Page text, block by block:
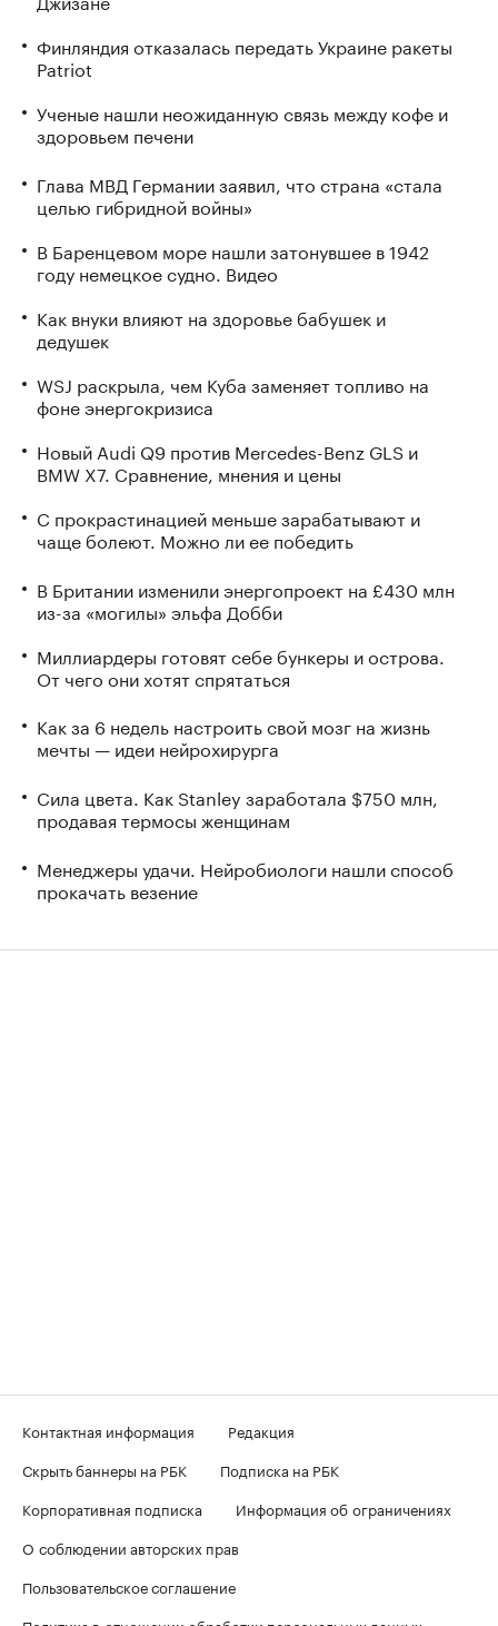
Финляндия отказалась передать Украине ракеты
Patriot
Ученые нашли неожиданную связь между кофе и
здоровьем печени
Глава МВД Германии заявил, что страна «стала
целью гибридной войны»
В Баренцевом море нашли затонувшее в 1942
году немецкое судно. Видео
Как внуки влияют на здоровье бабушек и
дедушек
WSJ раскрыла, чем Куба заменяет топливо на
фоне энергокризиса
Новый Audi Q9 против Mercedes-Benz GLS и
BMW X7. Сравнение, мнения и цены
С прокрастинацией меньше зарабатывают и
чаще болеют. Можно ли ее победить
В Британии изменили энергопроект на £430 млн
из-за «могилы» эльфа Добби
Миллиардеры готовят себе бункеры и острова.
От чего они хотят спрятаться
Как за 6 недель настроить свой мозг на жизнь
мечты — идеи нейрохирурга
Сила цвета. Как Stanley заработала $750 млн,
продавая термосы женщинам
Менеджеры удачи. Нейробиологи нашли способ
прокачать везение
Контактная информация
Редакция
Скрыть баннеры на РБК
Подписка на РБК
Корпоративная подписка
Информация об ограничениях
О соблюдении авторских прав
Пользовательское соглашение